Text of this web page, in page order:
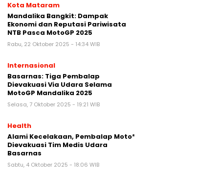
Kota Mataram
Mandalika Bangkit: Dampak
Ekonomi dan Reputasi Pariwisata
NTB Pasca MotoGP 2025
Rabu, 22 Oktober 2025 - 14:34 WIB
Internasional
Basarnas: Tiga Pembalap
Dievakuasi Via Udara Selama
MotoGP Mandalika 2025
Selasa, 7 Oktober 2025 - 19:21 WIB
Health
Alami Kecelakaan, Pembalap Moto²
Dievakuasi Tim Medis Udara
Basarnas
Sabtu, 4 Oktober 2025 - 18:06 WIB